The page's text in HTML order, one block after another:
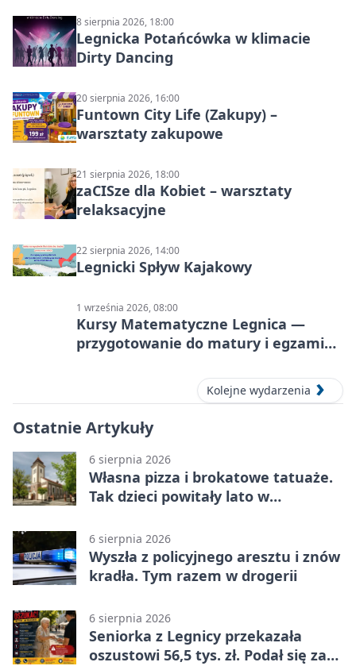
8 sierpnia 2026, 18:00
Legnicka Potańcówka w klimacie
Dirty Dancing
20 sierpnia 2026, 16:00
Funtown City Life (Zakupy) –
warsztaty zakupowe
21 sierpnia 2026, 18:00
zaCISze dla Kobiet – warsztaty
relaksacyjne
22 sierpnia 2026, 14:00
Legnicki Spływ Kajakowy
1 września 2026, 08:00
Kursy Matematyczne Legnica —
przygotowanie do matury i egzaminu
Kolejne wydarzenia
Ostatnie Artykuły
6 sierpnia 2026
Własna pizza i brokatowe tatuaże.
Tak dzieci powitały lato w
6 sierpnia 2026
Wyszła z policyjnego aresztu i znów
kradła. Tym razem w drogerii
6 sierpnia 2026
Seniorka z Legnicy przekazała
oszustowi 56,5 tys. zł. Podał się za